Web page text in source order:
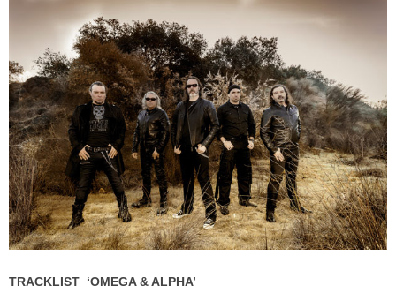
TRACKLIST ‘OMEGA & ALPHA’